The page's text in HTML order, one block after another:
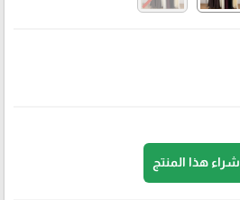
شراء هذا المنتج